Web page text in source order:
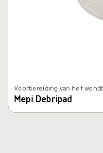
Voorbereiding van het
Mepi Debripad